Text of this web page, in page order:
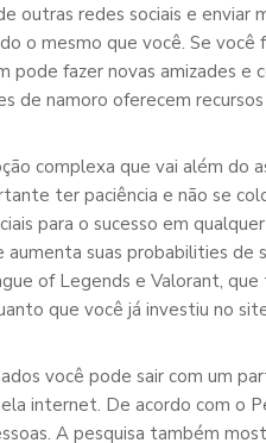
outras redes sociais e
o mesmo que você. Se
pode fazer novas amizades e
de namoro oferecem recursos
complexa que vai além
ter paciência e não se
para o sucesso em
aumenta suas probabilities
of Legends e Valorant, que
que você já investiu no
você pode sair com um
internet. De acordo com o
A pesquisa também